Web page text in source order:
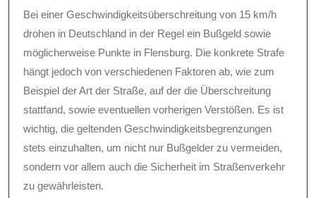
Bei einer Geschwindigkeitsüberschreitung von 15 km/h
drohen in Deutschland in der Regel ein Bußgeld sowie
möglicherweise Punkte in Flensburg. Die konkrete Strafe
hängt jedoch von verschiedenen Faktoren ab, wie zum
Beispiel der Art der Straße, auf der die Überschreitung
stattfand, sowie eventuellen vorherigen Verstößen. Es ist
wichtig, die geltenden Geschwindigkeitsbegrenzungen
stets einzuhalten, um nicht nur Bußgelder zu vermeiden,
sondern vor allem auch die Sicherheit im Straßenverkehr
zu gewährleisten.